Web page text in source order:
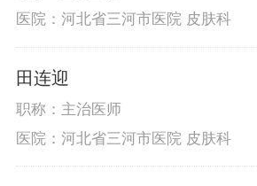
医院：河北省三河市医院 皮肤科
田连迎
职称：主治医师
医院：河北省三河市医院 皮肤科